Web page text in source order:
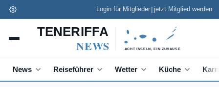
Login für Mitglieder | jetzt Mitglied werden
News Reiseführer Wetter Küche
Teneriffa News App
Schneller lesen, Push zu Eilmeldungen